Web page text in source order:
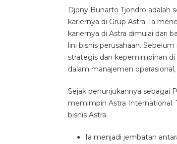
Djony Bunarto Tjondro adalah
kariernya di Grup Astra. Ia
kariernya di Astra dimulai dari
lini bisnis perusahaan.
strategis dan kepemimpinan
dalam manajemen
Sejak penunjukannya sebagai
memimpin Astra International.
bisnis Astra.
Ia menjadi jembatan